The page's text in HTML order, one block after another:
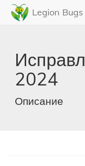
Legion Bugs
2024
Описание